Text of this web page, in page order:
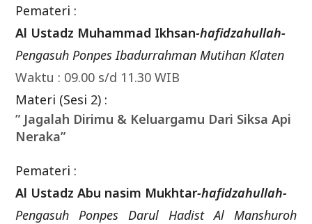
Pemateri :
Al Ustadz Muhammad Ikhsan-hafidzahullah-
Pengasuh Ponpes Ibadurrahman Mutihan Klaten
Waktu : 09.00 s/d 11.30 WIB
Materi (Sesi 2) :
” Jagalah Dirimu & Keluargamu Dari Siksa Api
Neraka”
Pemateri :
Al Ustadz Abu nasim Mukhtar-hafidzahullah-
Pengasuh Ponpes Darul Hadist Al Manshuroh